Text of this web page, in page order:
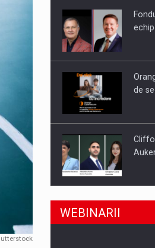
produselor din piata
Romania, preiau compania intr-o
de
WEBINARII